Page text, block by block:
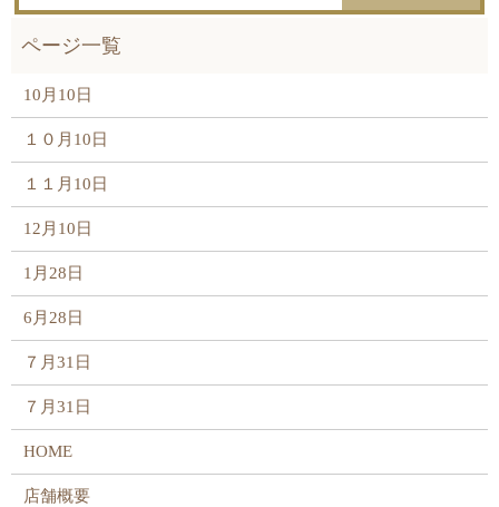
10月10日
１０月10日
１１月10日
12月10日
1月28日
6月28日
７月31日
７月31日
HOME
店舗概要